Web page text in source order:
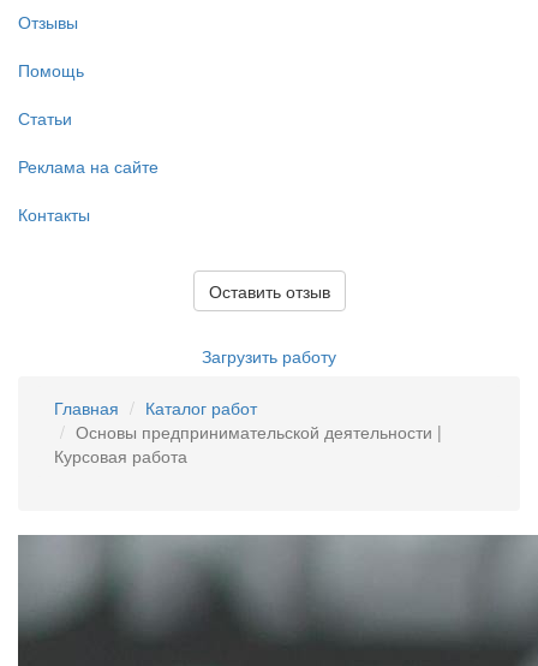
Отзывы
Помощь
Статьи
Реклама на сайте
Контакты
Оставить отзыв
Загрузить работу
Главная
Каталог работ
Основы предпринимательской деятельности |
Курсовая работа